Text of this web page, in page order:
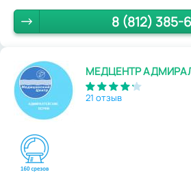
8 (812) 385-
МЕДЦЕНТР
21 отзыв